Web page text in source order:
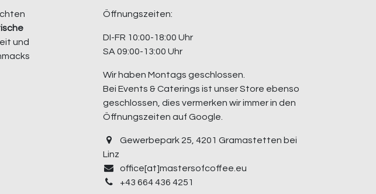
und
Öffnungszeiten:
DI-FR 10:00-18:00 Uhr
SA 09:00-13:00 Uhr
Wir haben Montags geschlossen.
Bei Events & Caterings ist unser Store ebenso
geschlossen, dies vermerken wir immer in den
Öffnungszeiten auf Google.
Gewerbepark 25, 4201 Gramastetten bei
Linz
office[at]mastersofcoffee.eu
+43 664 436 4251